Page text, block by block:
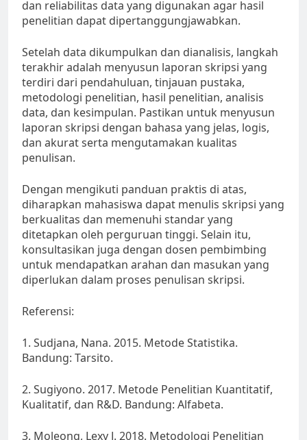
dan reliabilitas data yang digunakan agar hasil
penelitian dapat dipertanggungjawabkan.
Setelah data dikumpulkan dan dianalisis, langkah
terakhir adalah menyusun laporan skripsi yang
terdiri dari pendahuluan, tinjauan pustaka,
metodologi penelitian, hasil penelitian, analisis
data, dan kesimpulan. Pastikan untuk menyusun
laporan skripsi dengan bahasa yang jelas, logis,
dan akurat serta mengutamakan kualitas
penulisan.
Dengan mengikuti panduan praktis di atas,
diharapkan mahasiswa dapat menulis skripsi yang
berkualitas dan memenuhi standar yang
ditetapkan oleh perguruan tinggi. Selain itu,
konsultasikan juga dengan dosen pembimbing
untuk mendapatkan arahan dan masukan yang
diperlukan dalam proses penulisan skripsi.
Referensi:
1. Sudjana, Nana. 2015. Metode Statistika.
Bandung: Tarsito.
2. Sugiyono. 2017. Metode Penelitian Kuantitatif,
Kualitatif, dan R&D. Bandung: Alfabeta.
3. Moleong, Lexy J. 2018. Metodologi Penelitian